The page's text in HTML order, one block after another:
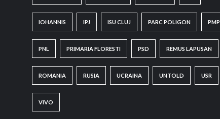
IOHANNIS IPJ ISU CLUJ PARC POLIGON PMP
PNL PRIMARIA FLORESTI PSD REMUS LAPUSAN
ROMANIA RUSIA UCRAINA UNTOLD USR
VIVO